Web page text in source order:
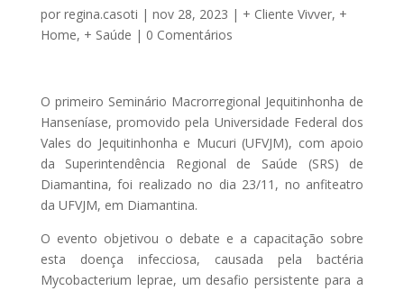
por regina.casoti | nov 28, 2023 | + Cliente Vivver, +
Home, + Saúde | 0 Comentários
O primeiro Seminário Macrorregional Jequitinhonha de
Hanseníase, promovido pela Universidade Federal dos
Vales do Jequitinhonha e Mucuri (UFVJM), com apoio
da Superintendência Regional de Saúde (SRS) de
Diamantina, foi realizado no dia 23/11, no anfiteatro
da UFVJM, em Diamantina.
O evento objetivou o debate e a capacitação sobre
esta doença infecciosa, causada pela bactéria
Mycobacterium leprae, um desafio persistente para a